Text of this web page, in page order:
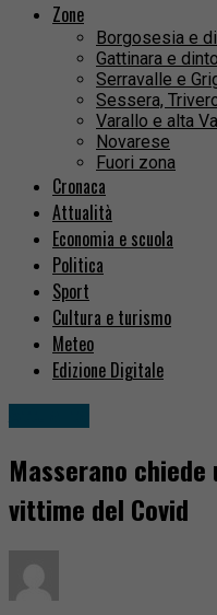
Zone
Borgosesia e
Gattinara e
Serravalle e
Sessera,
Varallo e alta
Novarese
Fuori zona
Cronaca
Attualità
Economia e scuola
Politica
Sport
Cultura e turismo
Meteo
Edizione Digitale
Masserano
vittime del Covid